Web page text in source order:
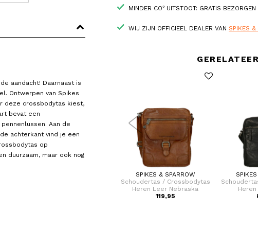
aandacht! Daarnaast is
Ontwerpen van Spikes
deze crossbodytas kiest,
bevat een
Aan de
achterkant vind je een
op
duurzaam, maar ook nog
MINDER CO² UITSTOOT: GRATIS
WIJ ZIJN OFFICIEEL DEALER VAN SPIKES &
SPIKES & SPARROW
Schoudertas / Crossbodytas
Heren Leer Nebraska
119,95